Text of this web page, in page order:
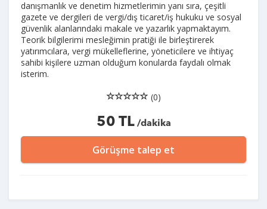
danışmanlık ve denetim hizmetlerimin yanı sıra, çeşitli
gazete ve dergileri de vergi/dış ticaret/iş hukuku ve sosyal
güvenlik alanlarındaki makale ve yazarlık yapmaktayım.
Teorik bilgilerimi mesleğimin pratiği ile birleştirerek
yatırımcılara, vergi mükelleflerine, yöneticilere ve ihtiyaç
sahibi kişilere uzman olduğum konularda faydalı olmak
isterim.
(0)
50 TL/dakika
Görüşme talep et